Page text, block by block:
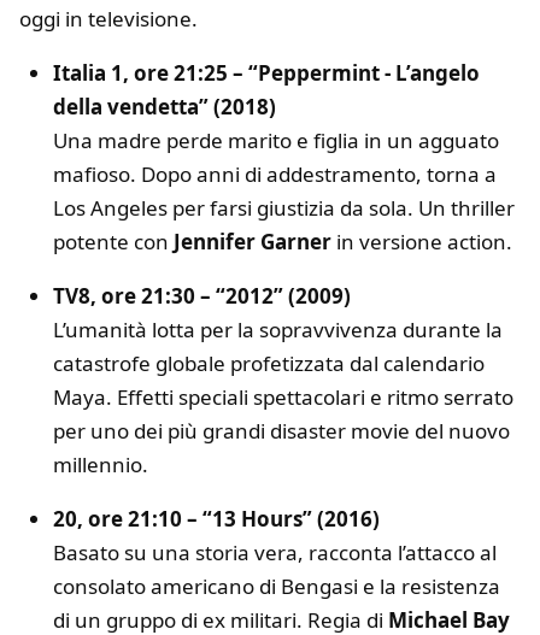
oggi in televisione.
Italia 1, ore 21:25 – “Peppermint - L’angelo
della vendetta” (2018)
Una madre perde marito e figlia in un agguato
mafioso. Dopo anni di addestramento, torna a
Los Angeles per farsi giustizia da sola. Un thriller
potente con Jennifer Garner in versione action.
TV8, ore 21:30 – “2012” (2009)
L’umanità lotta per la sopravvivenza durante la
catastrofe globale profetizzata dal calendario
Maya. Effetti speciali spettacolari e ritmo serrato
per uno dei più grandi disaster movie del nuovo
millennio.
20, ore 21:10 – “13 Hours” (2016)
Basato su una storia vera, racconta l’attacco al
consolato americano di Bengasi e la resistenza
di un gruppo di ex militari. Regia di Michael Bay